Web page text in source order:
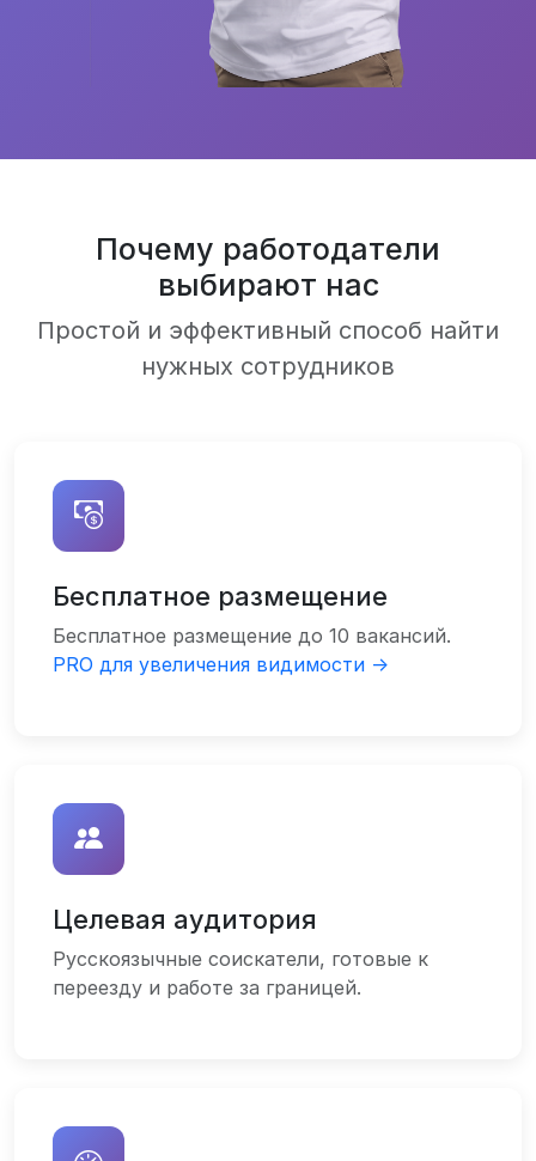
Почему работодатели
выбирают нас
Простой и эффективный способ найти
нужных сотрудников
Бесплатное размещение
Бесплатное размещение до 10 вакансий.
PRO для увеличения видимости →
Целевая аудитория
Русскоязычные соискатели, готовые к
переезду и работе за границей.